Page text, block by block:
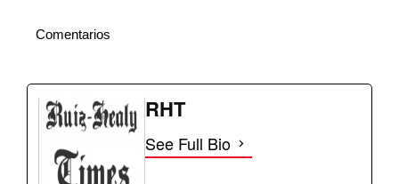
Comentarios
RHT
See Full Bio